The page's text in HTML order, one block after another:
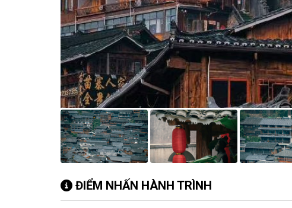
ĐIỂM NHẤN HÀNH TRÌNH